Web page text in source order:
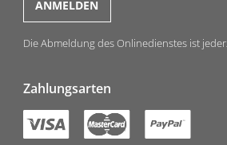
Die Abmeldung des Onlinedienstes ist
Zahlungsarten